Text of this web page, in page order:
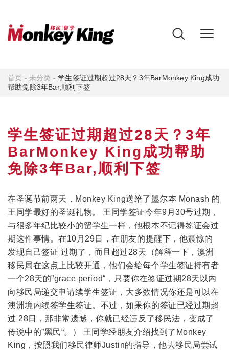
首页 - 未分类 -学生签证过期超过28天？3年BarMonkey King成功
帮助免除3年Bar,顺利下签
学生签证过期超过28天？3年
BarMonkey King成功帮助
免除3年Bar,顺利下签
在圣诞节前两天，Monkey King送给了墨尔本 Monash 的
王同学最好的圣诞礼物。 王同学签证今年9月30号过期，
与很多年纪比较小的留学生一样，他根本不记得签证会过
期这件事情。在10月29日，在朋友的提醒下，他震惊的
发现自己签证 过期了，而且超过28天（解释一下，澳洲
移民局在这点上比较开通，他们会给每个学生签证持有者
一个28天的”grace period“，只要你在签证过期28天以内
向移民局递交申请续学生签证，大多数情况你还是可以在
澳洲境内续签学生签证。不过，如果你的签证已经过期超
过 28日，那非常遗憾，你就已经违反了移民法，变成了
传说中的”黑民“。） 王同学经朋友介绍找到了Monkey
King，按照我们移民律师Justin的指导，他去移民局尝试